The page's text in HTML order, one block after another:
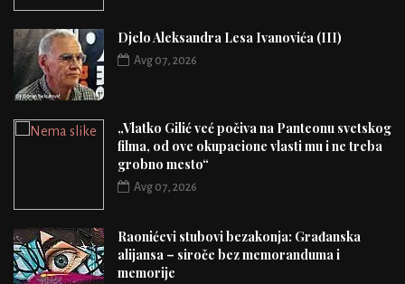
Djelo Aleksandra Lesa Ivanovića (III)
Avg 07, 2026
„Vlatko Gilić već počiva na Panteonu svetskog
filma, od ove okupacione vlasti mu i ne treba
grobno mesto“
Avg 07, 2026
Raonićevi stubovi bezakonja: Građanska
alijansa – siroče bez memoranduma i
memorije